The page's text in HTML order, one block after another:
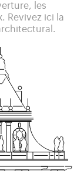
les
Revivez ici la